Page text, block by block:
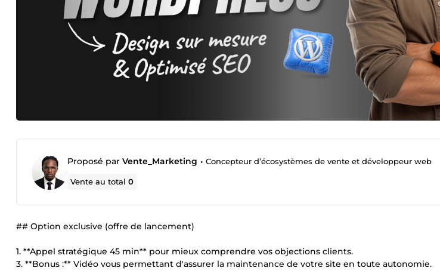
Proposé par Vente_Marketing • Concepteur d’écosystèmes de vente et développeur web
Vente au total0
## Option exclusive (offre de lancement)
1. **Appel stratégique 45 min** pour mieux comprendre vos objections clients.
3. **Bonus :** Vidéo vous permettant d'assurer la maintenance de votre site en toute autonomie.